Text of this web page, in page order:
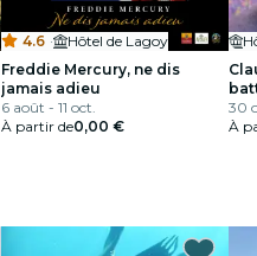
4.6 ·
Hôtel de Lagoy
Freddie Mercury, ne dis
jamais adieu
6 août - 11 oct.
À partir de0,00 €
30
À